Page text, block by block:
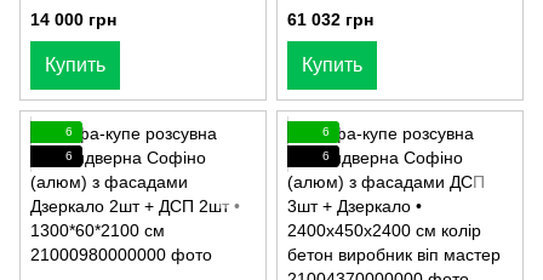
фасадами Дзеркало 2шт +
ДСП • 2000x450x2400 см
14 000 грн
Купить
61 032 грн
Купить
6
6
6
6